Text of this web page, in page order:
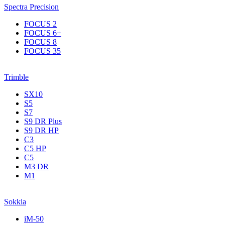
Spectra Precision
FOCUS 2
FOCUS 6+
FOCUS 8
FOCUS 35
Trimble
SX10
S5
S7
S9 DR Plus
S9 DR HP
C3
С5 НР
C5
M3 DR
M1
Sokkia
iM-50